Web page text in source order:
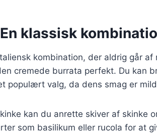
klassisk
kombination, der aldrig går af
cremede burrata perfekt. Du kan
populært valg, da dens smag er
kan du anrette skiver af skinke
som basilikum eller rucola for at